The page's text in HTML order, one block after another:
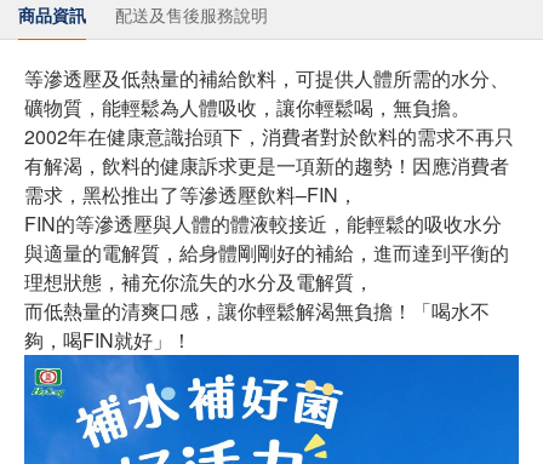
商品資訊 配送及售後服務說明
等滲透壓及低熱量的補給飲料，可提供人體所需的水分、
礦物質，能輕鬆為人體吸收，讓你輕鬆喝，無負擔。
2002年在健康意識抬頭下，消費者對於飲料的需求不再只
有解渴，飲料的健康訴求更是一項新的趨勢！因應消費者
需求，黑松推出了等滲透壓飲料–FIN，
FIN的等滲透壓與人體的體液較接近，能輕鬆的吸收水分
與適量的電解質，給身體剛剛好的補給，進而達到平衡的
理想狀態，補充你流失的水分及電解質，
而低熱量的清爽口感，讓你輕鬆解渴無負擔！「喝水不
夠，喝FIN就好」！